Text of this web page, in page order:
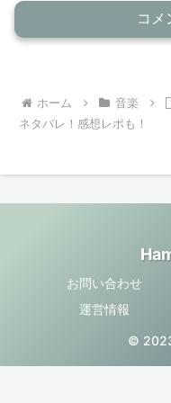
コメ
ホーム 音楽
ネタバレ！感想レポも！
お問い合わせ
運営情報
©